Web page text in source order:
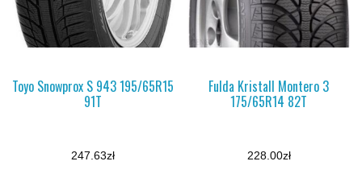
Toyo Snowprox S 943 195/65R15
91T
247.63zł
Fulda Kristall Montero 3
175/65R14 82T
228.00zł